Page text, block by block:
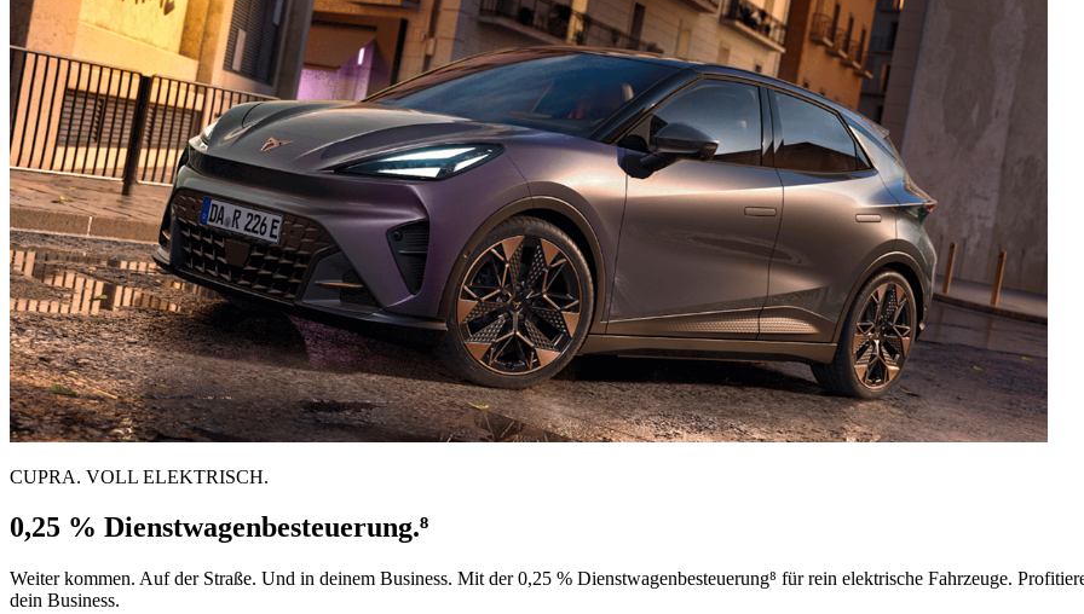
CUPRA. VOLL ELEKTRISCH.
0,25 % Dienst­wagen­besteuerung.⁸
Weiter kommen. Auf der Straße. Und in deinem Business. Mit der 0,25 % Dienstwagen­besteuerung⁸ für rein elektrische Fahrzeuge.
dein Business.